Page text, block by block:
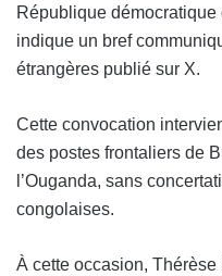
République
indique un bref
étrangères publié sur X.
Cette convocation
des postes frontaliers de
l’Ouganda, sans
congolaises.
À cette occasion,